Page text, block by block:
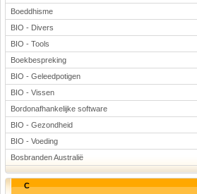
Boeddhisme
BIO - Divers
BIO - Tools
Boekbespreking
BIO - Geleedpotigen
BIO - Vissen
Bordonafhankelijke software
BIO - Gezondheid
BIO - Voeding
Bosbranden Australië
C